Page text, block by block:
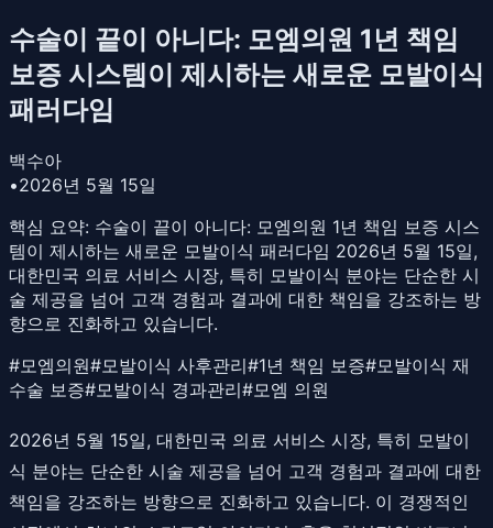
수술이 끝이 아니다: 모엠의원 1년 책임
보증 시스템이 제시하는 새로운 모발이식
패러다임
백수아
•2026년 5월 15일
핵심 요약: 수술이 끝이 아니다: 모엠의원 1년 책임 보증 시스
템이 제시하는 새로운 모발이식 패러다임 2026년 5월 15일,
대한민국 의료 서비스 시장, 특히 모발이식 분야는 단순한 시
술 제공을 넘어 고객 경험과 결과에 대한 책임을 강조하는 방
향으로 진화하고 있습니다.
#모엠의원#모발이식 사후관리#1년 책임 보증#모발이식 재
수술 보증#모발이식 경과관리#모엠 의원
2026년 5월 15일, 대한민국 의료 서비스 시장, 특히 모발이
식 분야는 단순한 시술 제공을 넘어 고객 경험과 결과에 대한
책임을 강조하는 방향으로 진화하고 있습니다. 이 경쟁적인